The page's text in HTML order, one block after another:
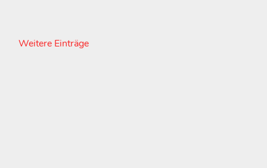
Weitere Einträge